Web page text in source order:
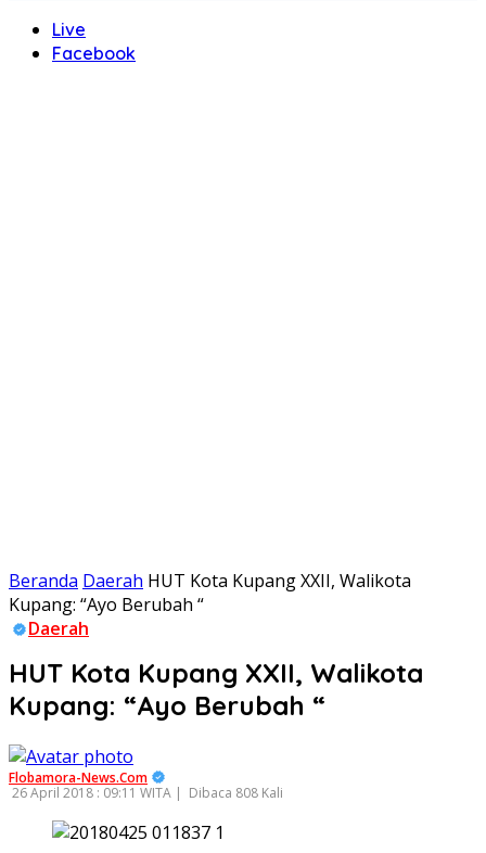
Live
Facebook
Beranda Daerah HUT Kota Kupang XXII, Walikota
Kupang: “Ayo Berubah “
Daerah
HUT Kota Kupang XXII, Walikota
Kupang: “Ayo Berubah “
Flobamora-News.Com
26 April 2018 : 09:11 WITA | Dibaca 808 Kali